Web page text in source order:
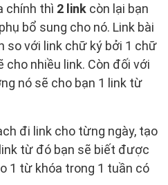
chính thì 2 link còn lại bạn
bổ sung cho nó. Link bài
so với link chữ ký bởi 1 chữ
cho nhiều link. Còn đối với
nó sẽ cho bạn 1 link từ
đi link cho từng ngày, tạo
từ đó bạn sẽ biết được
1 từ khóa trong 1 tuần có